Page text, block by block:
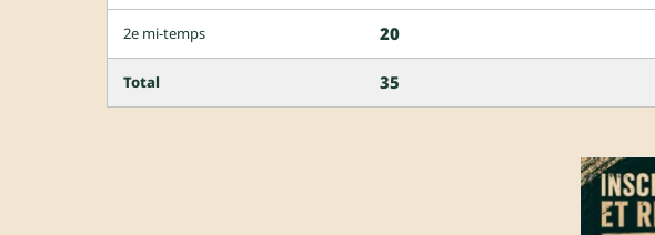
2e mi-temps 20
Total 35